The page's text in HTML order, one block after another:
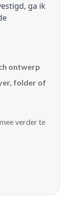
ga ik
ontwerp
folder of
verder te